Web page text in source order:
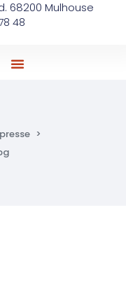
68200 Mulhouse
48
>